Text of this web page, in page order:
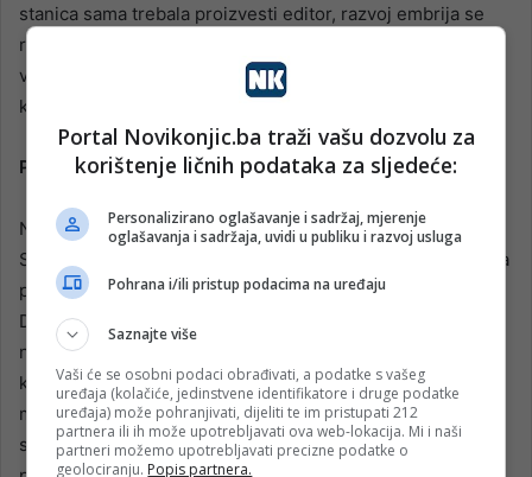
stanica sama trebala proizvesti editor, razvoj embrija se
rano zaustavio. To pokazuje da kod ovakvih zahvata nije
važan samo alat koji se koristi, nego i trenutak i oblik u
kojem se unosi.
Problem mozaičnosti
No, problem nije riješen u cijelosti. Prema izvještaju Wall
Street Journala, u Eglijevoj studiji gotovo 80 posto embrija
postalo je mozaično, što znači da genetska promjena u
DNA nije zahvatila sve stanice; dio je zadržao
nepromijenjen gen. Mozaičnost je velik problem za bilo
kakvu kliničku primjenu jer bi embrij mogao imati
mješavinu uređenih i neuređenih stanica. Ako se želi
spriječiti nasljedna bolest, takav rezultat nije dovoljno
Portal Novikonjic.ba traži vašu dozvolu za
korištenje ličnih podataka za sljedeće:
Personalizirano oglašavanje i sadržaj, mjerenje
oglašavanja i sadržaja, uvidi u publiku i razvoj usluga
Pohrana i/ili pristup podacima na uređaju
Saznajte više
Vaši će se osobni podaci obrađivati, a podatke s vašeg
uređaja (kolačiće, jedinstvene identifikatore i druge podatke
uređaja) može pohranjivati, dijeliti te im pristupati 212
partnera ili ih može upotrebljavati ova web-lokacija. Mi i naši
partneri možemo upotrebljavati precizne podatke o
geolociranju. Popis partnera.